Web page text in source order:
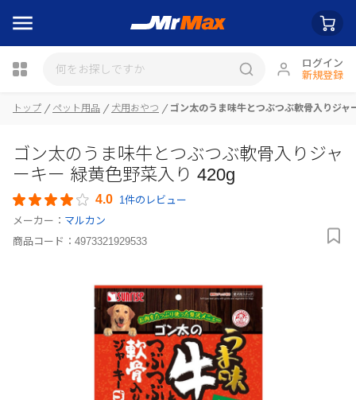
ログイン
新規登録
瓶詰
トップ ペット用品 犬用おやつ ゴン太のうま味牛とつぶつぶ軟骨入りジャ
ゴン太のうま味牛とつぶつぶ軟骨入りジャ
ーキー 緑黄色野菜入り 420g
4.0 1件のレビュー
メーカー： マルカン
商品コード： 4973321929533